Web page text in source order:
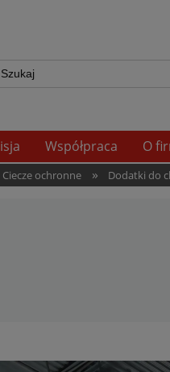
Współpraca O
ochronne » Dodatki do